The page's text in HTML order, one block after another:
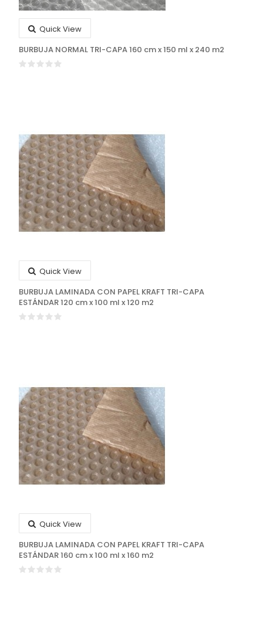
Quick View
BURBUJA NORMAL TRI-CAPA 160 cm x 150 ml x 240 m2
Quick View
BURBUJA LAMINADA CON PAPEL KRAFT TRI-CAPA
ESTÁNDAR 120 cm x 100 ml x 120 m2
Quick View
BURBUJA LAMINADA CON PAPEL KRAFT TRI-CAPA
ESTÁNDAR 160 cm x 100 ml x 160 m2